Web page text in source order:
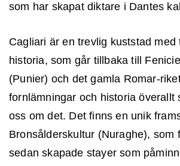
som har skapat diktare i Dantes
Cagliari är en trevlig kuststad med
historia, som går tillbaka till
(Punier) och det gamla Romar-
fornlämningar och historia överallt
oss om det. Det finns en unik
Bronsålderskultur (Nuraghe), som
sedan skapade stayer som